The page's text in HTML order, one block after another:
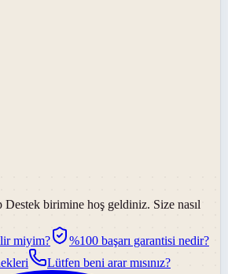
Destek birimine hoş geldiniz. Size nasıl
miyim?
%100 başarı garantisi nedir?
Lütfen beni arar mısınız?